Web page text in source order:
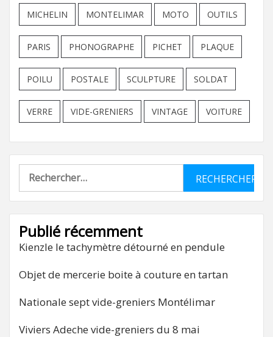
MICHELIN MONTELIMAR MOTO OUTILS
PARIS PHONOGRAPHE PICHET PLAQUE
POILU POSTALE SCULPTURE SOLDAT
VERRE VIDE-GRENIERS VINTAGE VOITURE
Rechercher :
Publié récemment
Kienzle le tachymètre détourné en pendule
Objet de mercerie boite à couture en tartan
Nationale sept vide-greniers Montélimar
Viviers Adeche vide-greniers du 8 mai